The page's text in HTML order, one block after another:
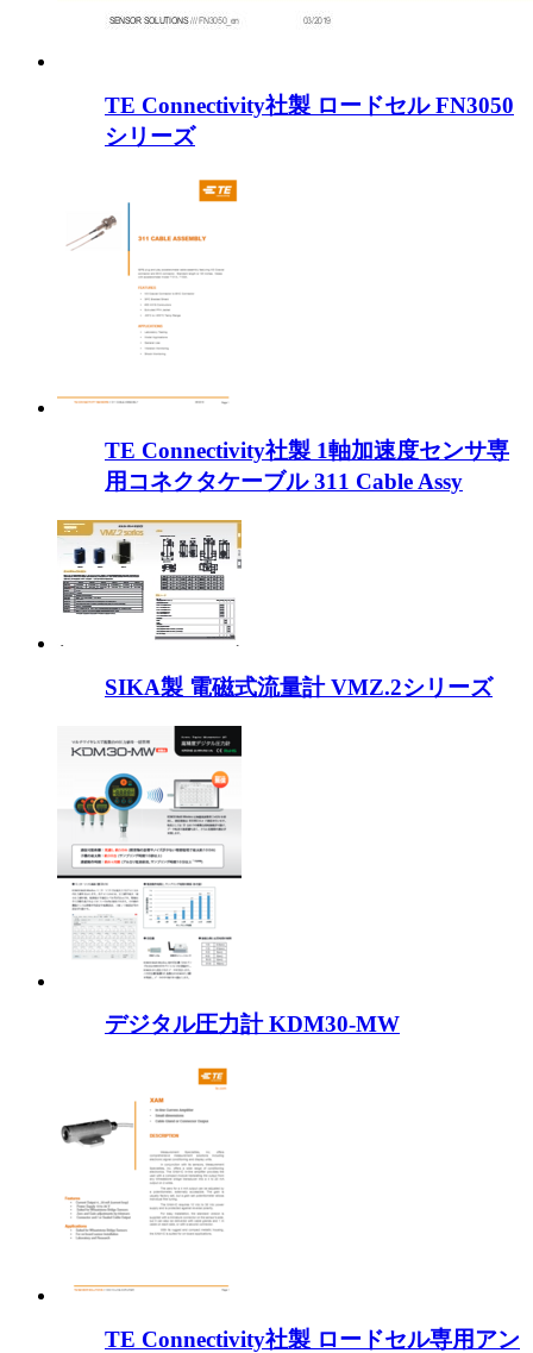
TE Connectivity社製 ロードセル FN3050
シリーズ
TE Connectivity社製 1軸加速度センサ専
用コネクタケーブル 311 Cable Assy
SIKA製 電磁式流量計 VMZ.2シリーズ
デジタル圧力計 KDM30-MW
TE Connectivity社製 ロードセル専用アン